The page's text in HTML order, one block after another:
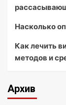
Насколько
Как лечить
методов и
Архив